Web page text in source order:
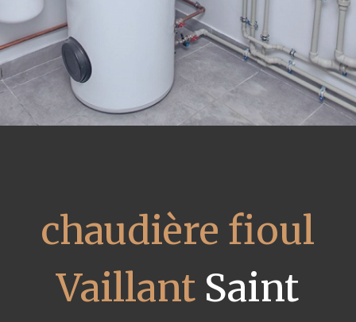
chaudière fioul
Vaillant Saint